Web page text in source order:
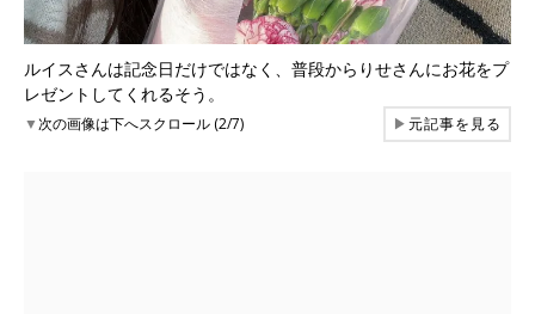
ルイスさんは記念日だけではなく、普段からりせさんにお花をプ
レゼントしてくれるそう。
▼次の画像は下へスクロール (2/7) ▶元記事を見る